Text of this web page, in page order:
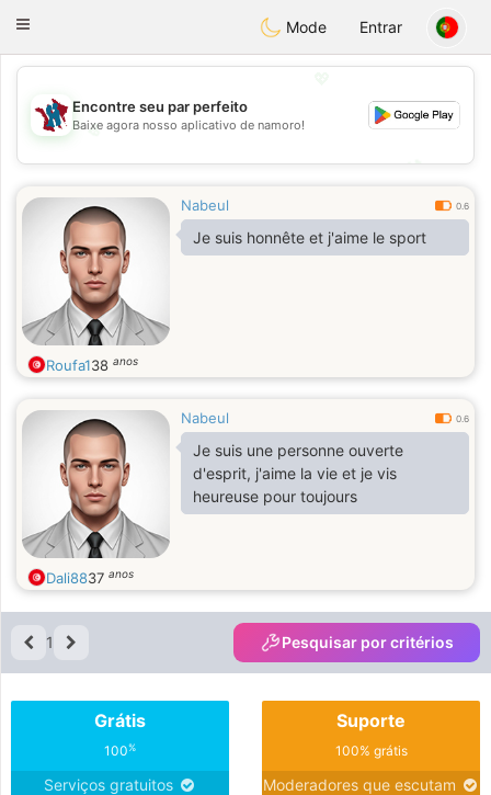
Taimerais
Toggle
Mode Entrar
💖
💕
Encontre seu par perfeito
Baixe agora nosso aplicativo de namoro!
Nabeul 0.6
Je suis honnête et j'aime le sport
Roufa138 anos
Nabeul 0.6
Je suis une personne ouverte
d'esprit, j'aime la vie et je vis
heureuse pour toujours
Dali8837 anos
1 Pesquisar por critérios
Grátis
100%
Serviços gratuitos
Suporte
100% grátis
Moderadores que escutam